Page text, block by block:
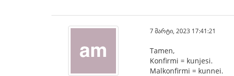
7 მარტი, 2023 17:41:21
Tamen,
Konfirmi = kunjesi.
Malkonfirmi = kunnei.